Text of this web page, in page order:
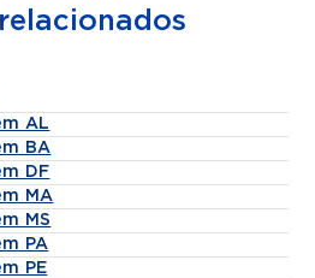
AL
BA
DF
MA
MS
PA
PE